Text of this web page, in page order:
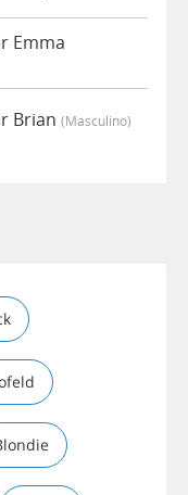
Emma
Brian (masculino)